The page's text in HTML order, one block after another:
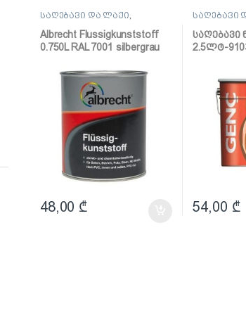
საღებავი და ლაქი,
Albrecht Flussigkunststoff
0.750L RAL 7001 silbergrau
ზეთოვანი საღებავი)
48,00 ₾
საღებავი
2.5ლტ-
54,00 ₾